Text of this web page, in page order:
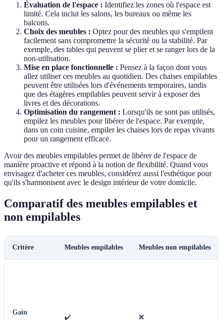
Évaluation de l'espace : Identifiez les zones où l'espace est
limité. Cela inclut les salons, les bureaux ou même les
balcons.
Choix des meubles : Optez pour des meubles qui s'empilent
facilement sans compromettre la sécurité ou la stabilité. Par
exemple, des tables qui peuvent se plier et se ranger lors de la
non-utilisation.
Mise en place fonctionnelle : Pensez à la façon dont vous
allez utiliser ces meubles au quotidien. Des chaises empilables
peuvent être utilisées lors d'événements temporaires, tandis
que des étagères empilables peuvent servir à exposer des
livres et des décorations.
Optimisation du rangement : Lorsqu'ils ne sont pas utilisés,
empilez les meubles pour libérer de l'espace. Par exemple,
dans un coin cuisine, empiler les chaises lors de repas vivants
pour un rangement efficace.
Avoir des meubles empilables permet de libérer de l'espace de
manière proactive et répond à la notion de flexibilité. Quand vous
envisagez d'acheter ces meubles, considérez aussi l'esthétique pour
qu'ils s'harmonisent avec le design intérieur de votre domicile.
Comparatif des meubles empilables et
non empilables
Critère Meubles empilables Meubles non empilables
Gain
✔️ ❌